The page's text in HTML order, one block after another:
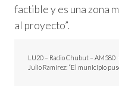
factible y es una zona
al proyecto”.
LU20 – Radio Chubut – AM580
Julio Ramírez: “El municipio